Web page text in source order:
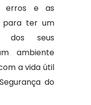
erros e as
para ter um
dos seus
ambiente
a vida útil
do